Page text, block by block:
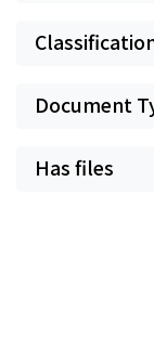
Document
Has files